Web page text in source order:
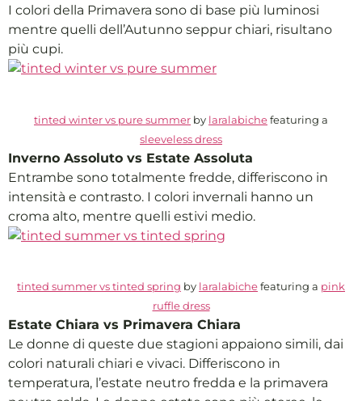
I colori della Primavera sono di base più luminosi
mentre quelli dell’Autunno seppur chiari, risultano
più cupi.
tinted winter vs pure summer by laralabiche featuring a
sleeveless dress
Inverno Assoluto vs Estate Assoluta
Entrambe sono totalmente fredde, differiscono in
intensità e contrasto. I colori invernali hanno un
croma alto, mentre quelli estivi medio.
tinted summer vs tinted spring by laralabiche featuring a pink
ruffle dress
Estate Chiara vs Primavera Chiara
Le donne di queste due stagioni appaiono simili, dai
colori naturali chiari e vivaci. Differiscono in
temperatura, l’estate neutro fredda e la primavera